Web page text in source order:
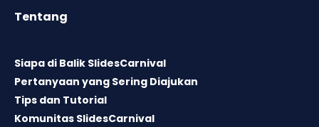
Tentang
Siapa di Balik SlidesCarnival
Pertanyaan yang Sering Diajukan
Tips dan Tutorial
Komunitas SlidesCarnival